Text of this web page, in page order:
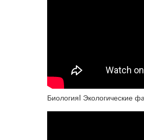
БиологияI Экологические